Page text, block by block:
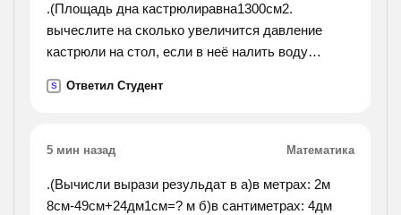
.(Площадь дна кастрюлиравна1300см2.
вычеслите на сколько увеличится давление
кастрюли на стол, если в неё налить воду
S Ответил Студент
5 мин назад Математика
.(Вычисли вырази резульдат в а)в метрах: 2м
8см-49см+24дм1см=? м б)в сантиметрах: 4дм